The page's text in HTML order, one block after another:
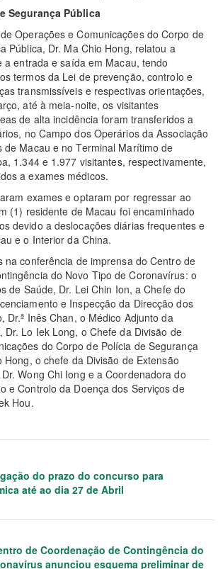
Segurança Pública
Operações e Comunicações do Corpo de
Pública, Dr. Ma Chio Hong, relatou a
a entrada e saída em Macau, tendo
termos da Lei de prevenção, controlo e
transmissíveis e respectivas orientações,
até à meia-noite, os visitantes
de alta incidência foram transferidos a
no Campo dos Operários da Associação
de Macau e no Terminal Marítimo de
1.344 e 1.977 visitantes, respectivamente,
a exames médicos.
exames e optaram por regressar ao
(1) residente de Macau foi encaminhado
devido a deslocações diárias frequentes e
e o Interior da China.
na conferência de imprensa do Centro de
do Novo Tipo de Coronavírus: o
de Saúde, Dr. Lei Chin Ion, a Chefe do
e Inspecção da Direcção dos
Dr.ª Inês Chan, o Médico Adjunto da
Dr. Lo Iek Long, o Chefe da Divisão de
do Corpo de Polícia de Segurança
Hong, o chefe da Divisão de Extensão
Wong Chi Iong e a Coordenadora do
e Controlo da Doença dos Serviços de
Hou.
do prazo do concurso para
até ao dia 27 de Abril
de Coordenação de Contingência do
anunciou esquema preliminar de